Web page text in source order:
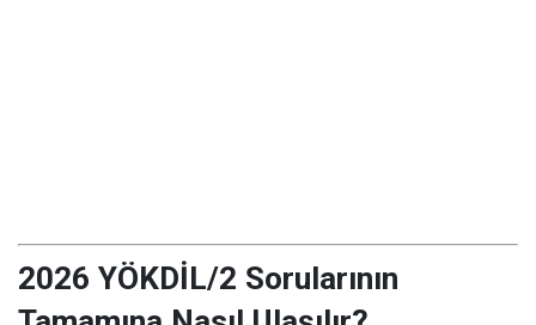
2026 YÖKDİL/2 Sorularının